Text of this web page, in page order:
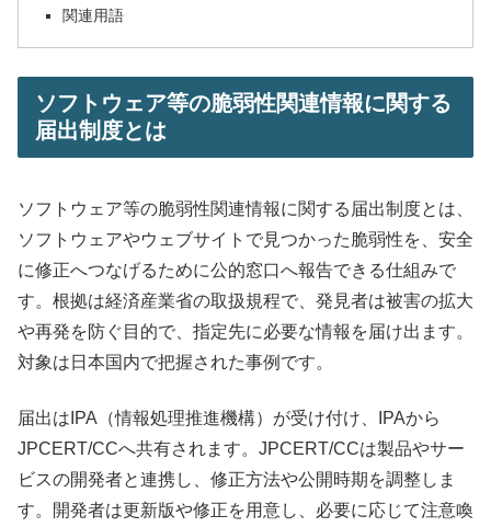
関連用語
ソフトウェア等の脆弱性関連情報に関する
届出制度とは
ソフトウェア等の脆弱性関連情報に関する届出制度とは、
ソフトウェアやウェブサイトで見つかった脆弱性を、安全
に修正へつなげるために公的窓口へ報告できる仕組みで
す。根拠は経済産業省の取扱規程で、発見者は被害の拡大
や再発を防ぐ目的で、指定先に必要な情報を届け出ます。
対象は日本国内で把握された事例です。
届出はIPA（情報処理推進機構）が受け付け、IPAから
JPCERT/CCへ共有されます。JPCERT/CCは製品やサー
ビスの開発者と連携し、修正方法や公開時期を調整しま
す。開発者は更新版や修正を用意し、必要に応じて注意喚